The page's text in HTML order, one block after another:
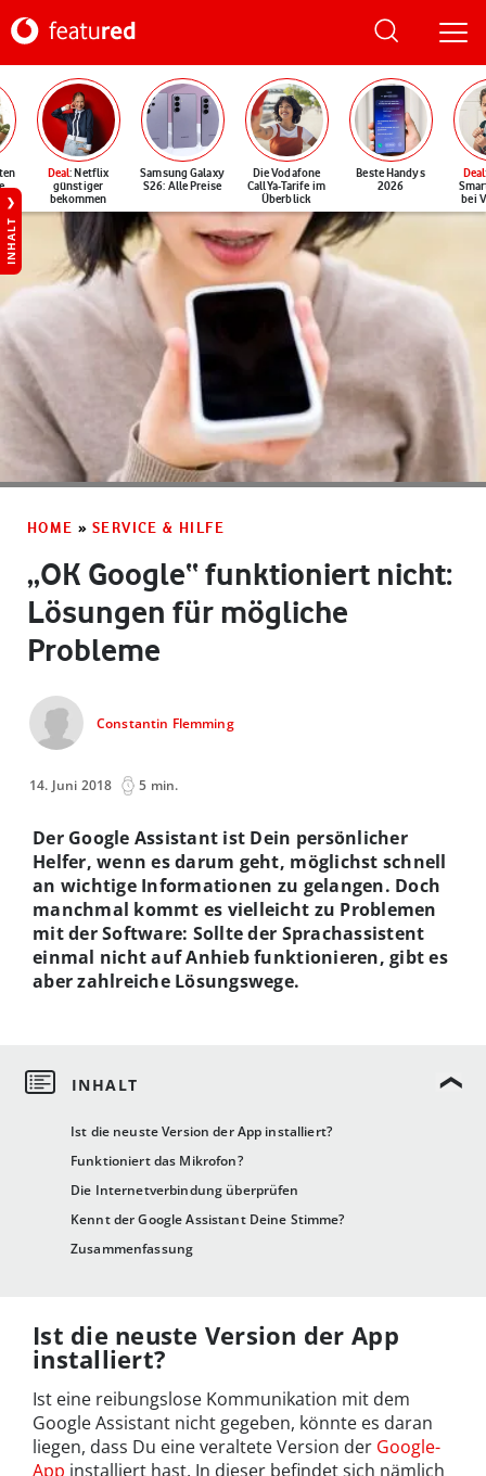
Deal: Netflix
günstiger
bekommen
Samsung Galaxy
S26: Alle Preise
Die Vodafone
CallYa-Tarife im
Überblick
Beste Handys
2026
Deal
bei
INHALT
HOME » SERVICE & HILFE
„OK Google“ funktioniert nicht:
Lösungen für mögliche
Probleme
Constantin Flemming
14. Juni 2018 5 min.
Ist die neuste Version der App installiert?
Funktioniert das Mikrofon?
Die Internetverbindung überprüfen
Kennt der Google Assistant Deine Stimme?
Zusammenfassung
Der Google Assistant ist Dein persönlicher
Helfer, wenn es darum geht, möglichst schnell
an wichtige Informationen zu gelangen. Doch
manchmal kommt es vielleicht zu Problemen
mit der Software: Sollte der Sprachassistent
einmal nicht auf Anhieb funktionieren, gibt es
aber zahlreiche Lösungswege.
Ist die neuste Version der App
installiert?
Ist eine reibungslose Kommunikation mit dem
Google Assistant nicht gegeben, könnte es daran
liegen, dass Du eine veraltete Version der Google-
App installiert hast. In dieser befindet sich nämlich